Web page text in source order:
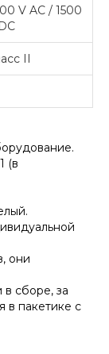
V AC / 1500
II
(в
они
сборе, за
в пакетике с